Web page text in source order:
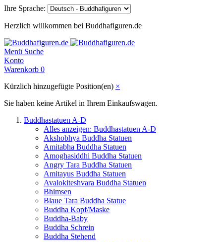
Ihre Sprache:
Herzlich willkommen bei Buddhafiguren.de
Menü Suche
Konto
Warenkorb 0
Kürzlich hinzugefügte Position(en) ×
Sie haben keine Artikel in Ihrem Einkaufswagen.
Buddhastatuen A-D
Alles anzeigen: Buddhastatuen A-D
Akshobhya Buddha Statuen
Amitabha Buddha Statuen
Amoghasiddhi Buddha Statuen
Angry Tara Buddha Statuen
Amitayus Buddha Statuen
Avalokiteshvara Buddha Statuen
Bhimsen
Blaue Tara Buddha Statue
Buddha Kopf/Maske
Buddha-Baby
Buddha Schrein
Buddha Stehend